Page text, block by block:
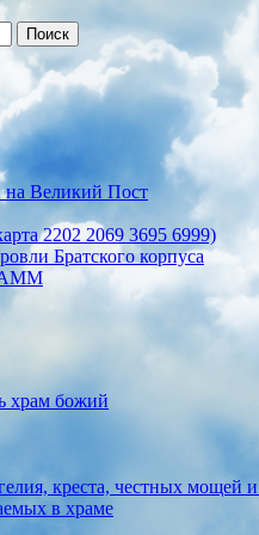
на Великий Пост
2202 2069 3695 6999)
Братского корпуса
храм божий
креста, честных мощей
в храме